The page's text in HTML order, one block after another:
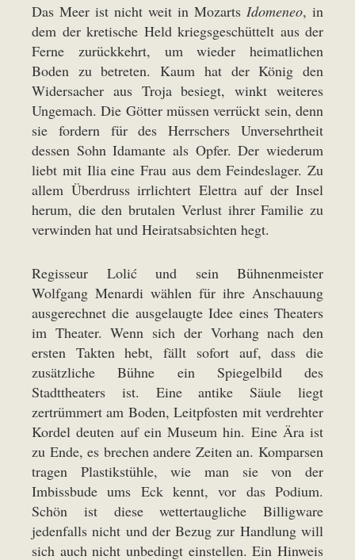
Das Meer ist nicht weit in Mozarts Idomeneo, in
dem der kretische Held kriegsgeschüttelt aus der
Ferne zurückkehrt, um wieder heimatlichen
Boden zu betreten. Kaum hat der König den
Widersacher aus Troja besiegt, winkt weiteres
Ungemach. Die Götter müssen verrückt sein, denn
sie fordern für des Herrschers Unversehrtheit
dessen Sohn Idamante als Opfer. Der wiederum
liebt mit Ilia eine Frau aus dem Feindeslager. Zu
allem Überdruss irrlichtert Elettra auf der Insel
herum, die den brutalen Verlust ihrer Familie zu
verwinden hat und Heiratsabsichten hegt.
Regisseur Lolić und sein Bühnenmeister
Wolfgang Menardi wählen für ihre Anschauung
ausgerechnet die ausgelaugte Idee eines Theaters
im Theater. Wenn sich der Vorhang nach den
ersten Takten hebt, fällt sofort auf, dass die
zusätzliche Bühne ein Spiegelbild des
Stadttheaters ist. Eine antike Säule liegt
zertrümmert am Boden, Leitpfosten mit verdrehter
Kordel deuten auf ein Museum hin. Eine Ära ist
zu Ende, es brechen andere Zeiten an. Komparsen
tragen Plastikstühle, wie man sie von der
Imbissbude ums Eck kennt, vor das Podium.
Schön ist diese wettertaugliche Billigware
jedenfalls nicht und der Bezug zur Handlung will
sich auch nicht unbedingt einstellen. Ein Hinweis